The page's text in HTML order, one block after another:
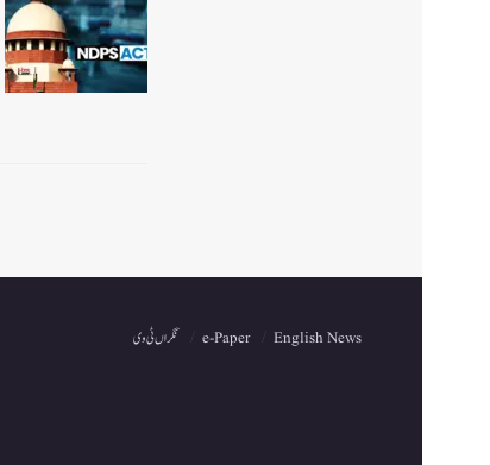
English News
e-Paper نگراں ٹی وی